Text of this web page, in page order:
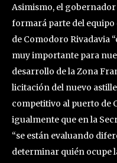
Asimismo, el
formará parte del
de Comodoro Rivadavia
muy importante para
desarrollo de la Zona
licitación del nuevo
competitivo al puerto de
igualmente que en la
“se están evaluando
determinar quién ocupe